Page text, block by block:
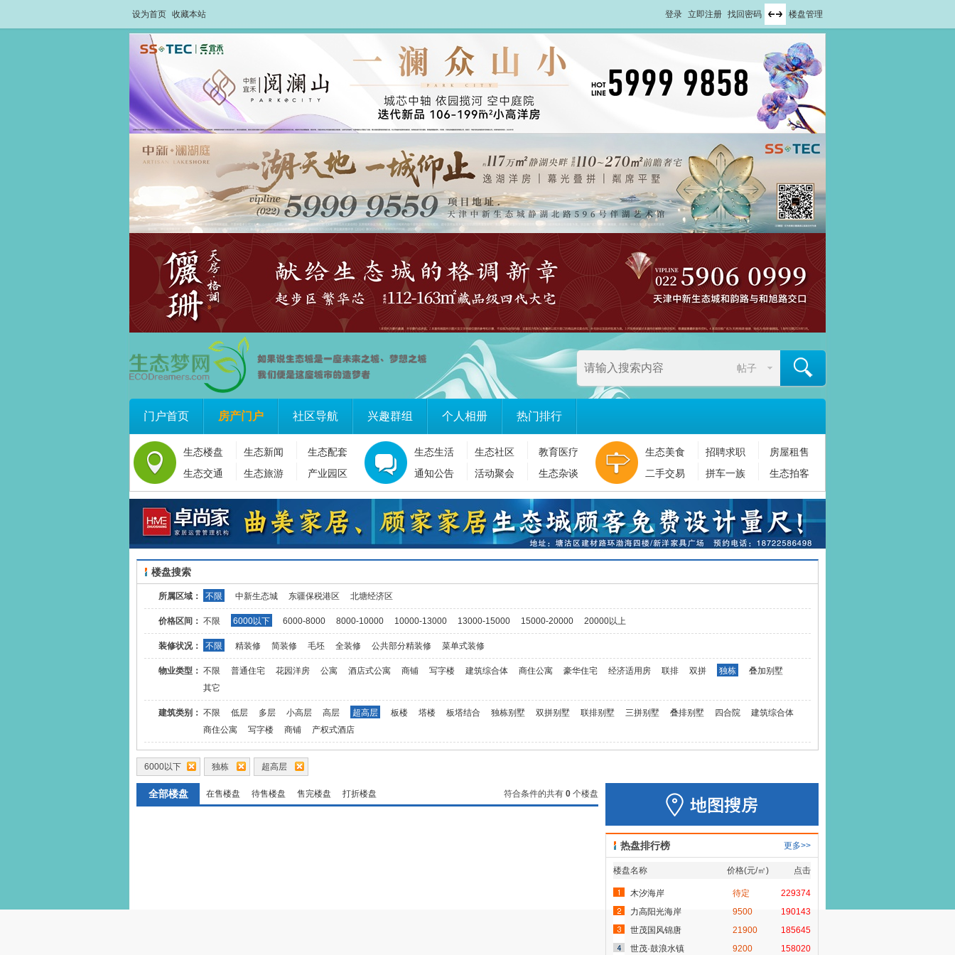
设为首页 收藏本站 登录 立即注册 找回密码 楼盘管理
帖子
门户首页 房产门户 社区导航 兴趣群组 个人相册 热门排行
搜索
生态楼盘 生态新闻
生态配套
生态交通
生态旅游 产业园区
生态生活 生态社区
教育医疗
通知公告
活动聚会 生态杂谈
生态美食 招聘求职
房屋租售
二手交易
拼车一族 生态拍客
楼盘搜索
所属区域： 不限 中新生态城 东疆保税港区 北塘经济区
价格区间： 不限 6000以下 6000-8000 8000-10000 10000-13000 13000-15000 15000-20000 20000以上
装修状况： 不限 精装修 简装修 毛坯 全装修 公共部分精装修 菜单式装修
物业类型： 不限 普通住宅 花园洋房 公寓 酒店式公寓 商铺 写字楼 建筑综合体 商住公寓 豪华住宅 经济适用房 联排 双拼 独栋
叠加别墅
其它
建筑类别： 不限 低层 多层 小高层 高层 超高层 板楼 塔楼 板塔结合 独栋别墅 双拼别墅 联排别墅 三拼别墅 叠排别墅 四合院
建筑综合体
商住公寓
写字楼 商铺 产权式酒店
6000以下 独栋 超高层
全部楼盘 在售楼盘 待售楼盘 售完楼盘 打折楼盘 符合条件的共有 0 个楼盘
热盘排行榜 更多>>
楼盘名称 价格(元/㎡) 点击
木汐海岸 待定
229374
力高阳光海岸
9500
190143
世茂国风锦唐
21900
185645
世茂·鼓浪水镇
9200 158020